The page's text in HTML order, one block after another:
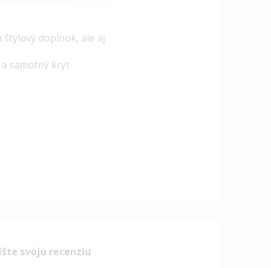
doplnok, ale aj
samotný kryt
svoju recenziu